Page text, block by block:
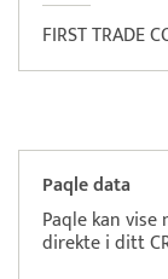
FIRST TRADE
Paqle data
Paqle kan
direkte i ditt